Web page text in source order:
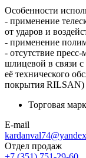
Особенности
- применение
от ударов и
- применение
- отсутствие
шлицевой в связи с
её технического
покрытия RILSAN)
Торговая
E-mail
Отдел продаж